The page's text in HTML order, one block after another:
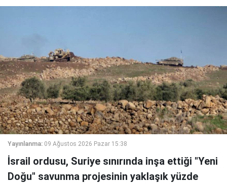
Yayınlanma: 09 Ağustos 2026 Pazar 15:38
İsrail ordusu, Suriye sınırında inşa ettiği "Yeni
Doğu" savunma projesinin yaklaşık yüzde